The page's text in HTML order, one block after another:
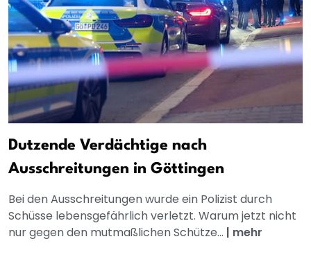
Dutzende Verdächtige nach
Ausschreitungen in Göttingen
Bei den Ausschreitungen wurde ein Polizist durch
Schüsse lebensgefährlich verletzt. Warum jetzt nicht
nur gegen den mutmaßlichen Schütze... | mehr